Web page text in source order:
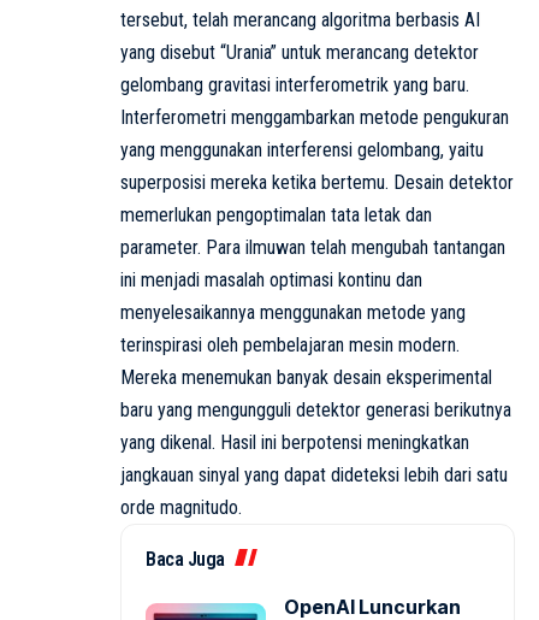
tersebut, telah merancang algoritma berbasis AI
yang disebut “Urania” untuk merancang detektor
gelombang gravitasi interferometrik yang baru.
Interferometri menggambarkan metode pengukuran
yang menggunakan interferensi gelombang, yaitu
superposisi mereka ketika bertemu. Desain detektor
memerlukan pengoptimalan tata letak dan
parameter. Para ilmuwan telah mengubah tantangan
ini menjadi masalah optimasi kontinu dan
menyelesaikannya menggunakan metode yang
terinspirasi oleh pembelajaran mesin modern.
Mereka menemukan banyak desain eksperimental
baru yang mengungguli detektor generasi berikutnya
yang dikenal. Hasil ini berpotensi meningkatkan
jangkauan sinyal yang dapat dideteksi lebih dari satu
orde magnitudo.
Baca Juga
OpenAI Luncurkan